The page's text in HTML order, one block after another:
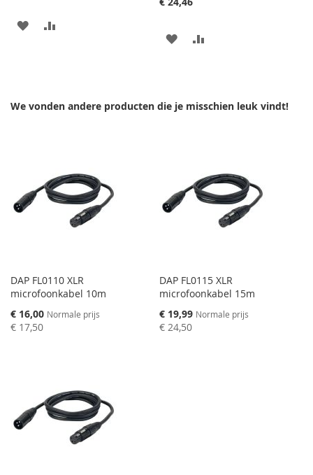
AAN
AAN
TE
We vonden andere producten die je misschien leuk vindt!
DAP FL0110 XLR
microfoonkabel 10m
Speciale
prijs
€ 16,00 Normale prijs
€ 17,50
DAP FL0115 XLR
microfoonkabel 15m
Speciale
prijs
€ 19,99 Normale prijs
€ 24,50